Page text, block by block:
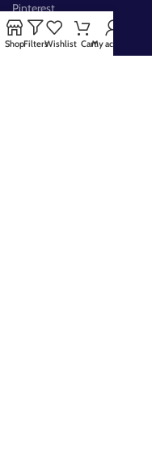
Pinterest
FB Group
ShopFiltersWishlist CartMy account